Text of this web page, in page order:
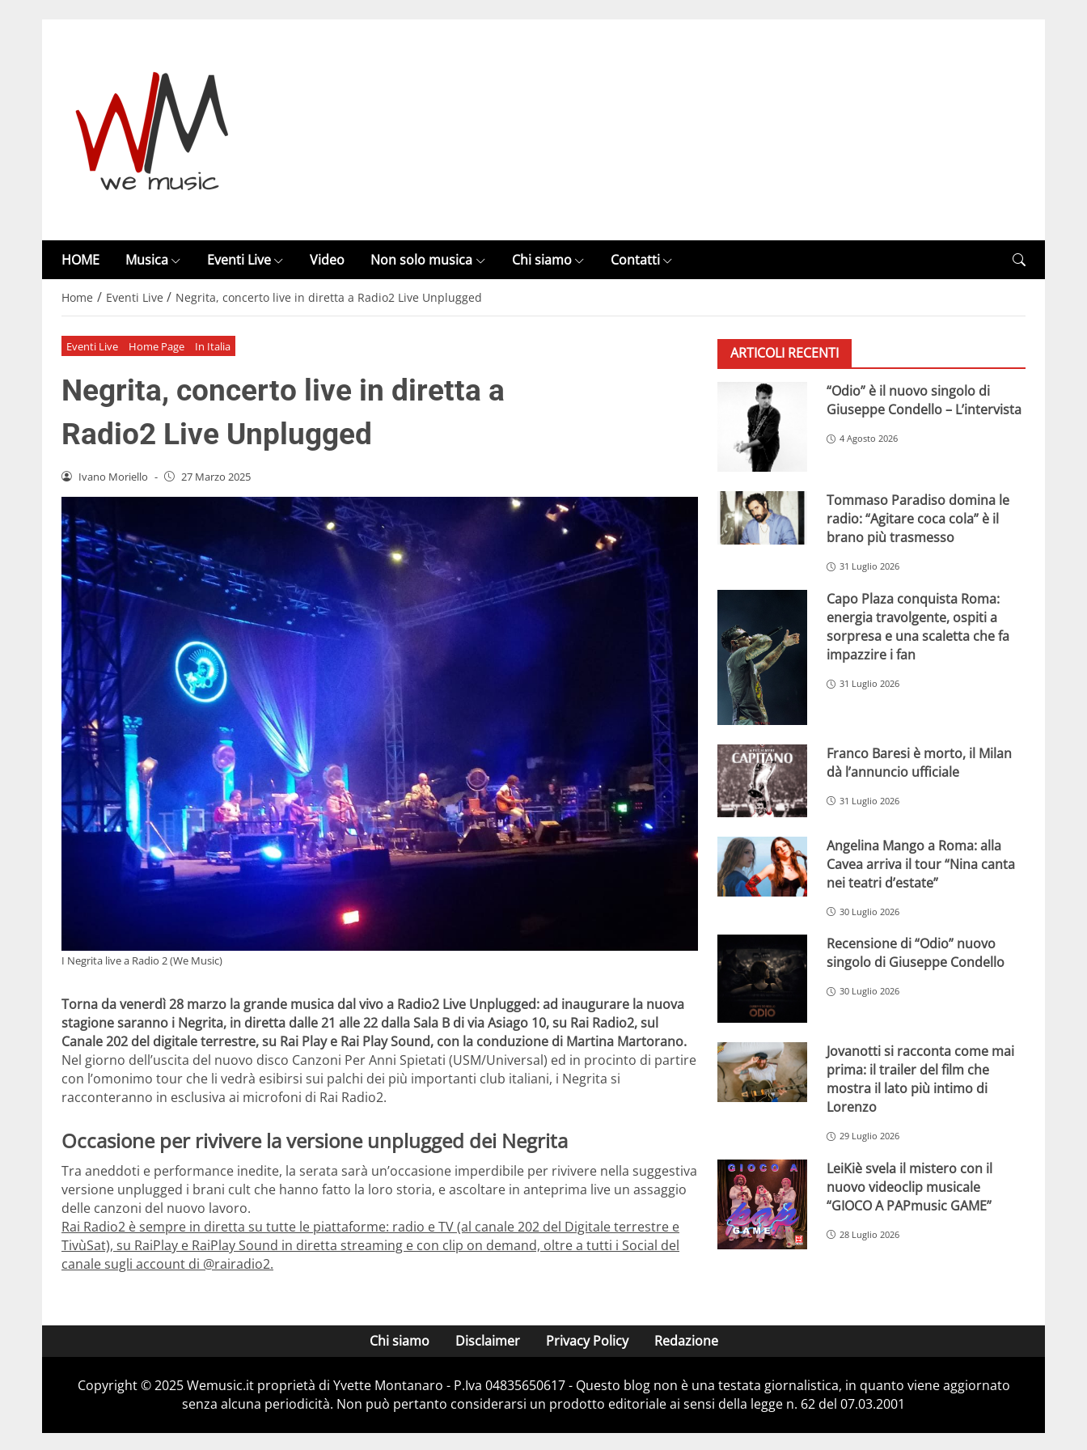
HOME Musica Eventi Live Video Non solo musica Chi siamo Contatti
Home / Eventi Live / Negrita, concerto live in diretta a Radio2 Live Unplugged
Eventi Live Home Page In Italia
Negrita, concerto live in diretta a
Radio2 Live Unplugged
Ivano Moriello - 27 Marzo 2025
I Negrita live a Radio 2 (We Music)
Torna da venerdì 28 marzo la grande musica dal vivo a Radio2 Live Unplugged: ad inaugurare la nuova
stagione saranno i Negrita, in diretta dalle 21 alle 22 dalla Sala B di via Asiago 10, su Rai Radio2, sul
Canale 202 del digitale terrestre, su Rai Play e Rai Play Sound, con la conduzione di Martina Martorano.
Nel giorno dell’uscita del nuovo disco Canzoni Per Anni Spietati (USM/Universal) ed in procinto di partire
con l’omonimo tour che li vedrà esibirsi sui palchi dei più importanti club italiani, i Negrita si
racconteranno in esclusiva ai microfoni di Rai Radio2.
Occasione per rivivere la versione unplugged dei Negrita
Tra aneddoti e performance inedite, la serata sarà un’occasione imperdibile per rivivere nella suggestiva
versione unplugged i brani cult che hanno fatto la loro storia, e ascoltare in anteprima live un assaggio
delle canzoni del nuovo lavoro.
Rai Radio2 è sempre in diretta su tutte le piattaforme: radio e TV (al canale 202 del Digitale terrestre e
TivùSat), su RaiPlay e RaiPlay Sound in diretta streaming e con clip on demand, oltre a tutti i Social del
canale sugli account di @rairadio2.
ARTICOLI RECENTI
“Odio” è il nuovo singolo di
Giuseppe Condello – L’intervista
4 Agosto 2026
Tommaso Paradiso domina le
radio: “Agitare coca cola” è il
brano più trasmesso
31 Luglio 2026
Capo Plaza conquista Roma:
energia travolgente, ospiti a
sorpresa e una scaletta che fa
impazzire i fan
31 Luglio 2026
Franco Baresi è morto, il Milan
dà l’annuncio ufficiale
31 Luglio 2026
Angelina Mango a Roma: alla
Cavea arriva il tour “Nina canta
nei teatri d’estate”
30 Luglio 2026
Recensione di “Odio” nuovo
singolo di Giuseppe Condello
30 Luglio 2026
Jovanotti si racconta come mai
prima: il trailer del film che
mostra il lato più intimo di
Lorenzo
29 Luglio 2026
LeiKiè svela il mistero con il
nuovo videoclip musicale
“GIOCO A PAPmusic GAME”
28 Luglio 2026
Chi siamo Disclaimer Privacy Policy Redazione
Copyright © 2025 Wemusic.it proprietà di Yvette Montanaro - P.Iva 04835650617 - Questo blog non è una testata giornalistica, in quanto viene aggiornato
senza alcuna periodicità. Non può pertanto considerarsi un prodotto editoriale ai sensi della legge n. 62 del 07.03.2001